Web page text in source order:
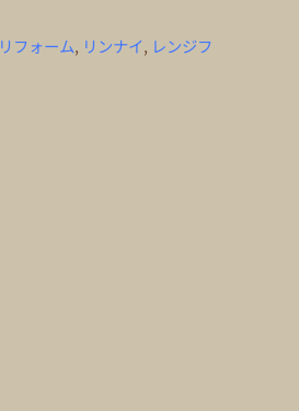
リフォーム, リンナイ, レンジフ